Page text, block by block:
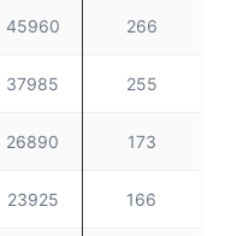
45960 266
37985 255
26890 173
23925 166